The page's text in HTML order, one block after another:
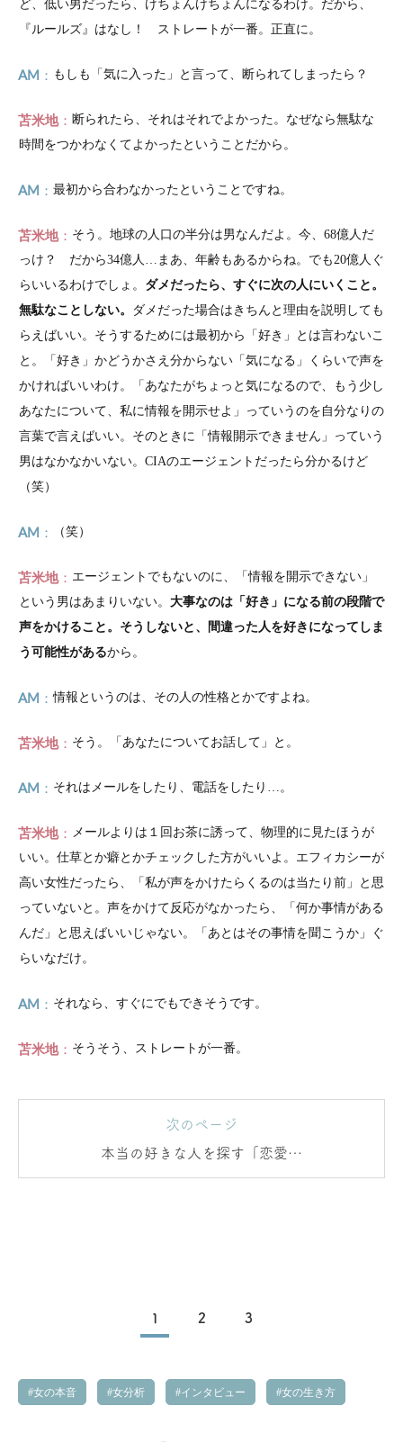
ど、低い男だったら、けちょんけちょんになるわけ。だから、
『ルールズ』はなし！ ストレートが一番。正直に。
AM もしも「気に入った」と言って、断られてしまったら？
苫米地
断られたら、それはそれでよかった。なぜなら無駄な
時間をつかわなくてよかったということだから。
AM 最初から合わなかったということですね。
苫米地
そう。地球の人口の半分は男なんだよ。今、68億人だ
っけ？ だから34億人…まあ、年齢もあるからね。でも20億人ぐ
らいいるわけでしょ。 ダメだったら、すぐに次の人にいくこと。
無駄なことしない。
ダメだった場合はきちんと理由を説明しても
らえばいい。そうするためには最初から「好き」とは言わないこ
と。「好き」かどうかさえ分からない「気になる」くらいで声を
かければいいわけ。「あなたがちょっと気になるので、もう少し
あなたについて、私に情報を開示せよ」っていうのを自分なりの
言葉で言えばいい。そのときに「情報開示できません」っていう
男はなかなかいない。CIAのエージェントだったら分かるけど
（笑）
AM （笑）
苫米地
エージェントでもないのに、「情報を開示できない」
という男はあまりいない。 大事なのは「好き」になる前の段階で
声をかけること。そうしないと、間違った人を好きになってしま
う可能性があるから。
AM 情報というのは、その人の性格とかですよね。
苫米地 そう。「あなたについてお話して」と。
AM それはメールをしたり、電話をしたり…。
苫米地
メールよりは１回お茶に誘って、物理的に見たほうが
いい。仕草とか癖とかチェックした方がいいよ。エフィカシーが
高い女性だったら、「私が声をかけたらくるのは当たり前」と思
っていないと。声をかけて反応がなかったら、「何か事情がある
んだ」と思えばいいじゃない。「あとはその事情を聞こうか」ぐ
らいなだけ。
AM それなら、すぐにでもできそうです。
苫米地 そうそう、ストレートが一番。
次のページ
本当の好きな人を探す「恋愛活
動」
1 2 3
女の本音 女分析 インタビュー 女の生き方